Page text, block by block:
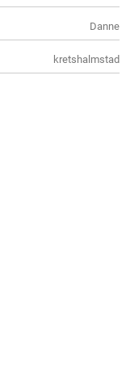
Danne
kretshalmstad